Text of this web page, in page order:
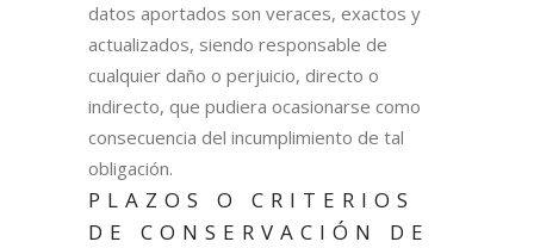
datos aportados son veraces, exactos y
actualizados, siendo responsable de
cualquier daño o perjuicio, directo o
indirecto, que pudiera ocasionarse como
consecuencia del incumplimiento de tal
obligación.
PLAZOS O CRITERIOS
DE CONSERVACIÓN DE